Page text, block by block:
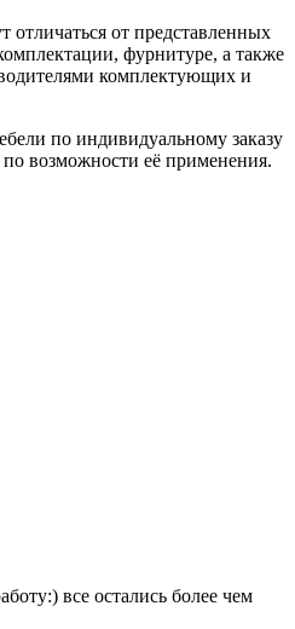
отличаться от представленных
фурнитуре, а также
комплектующих и
по индивидуальному заказу
возможности её применения.
все остались более чем